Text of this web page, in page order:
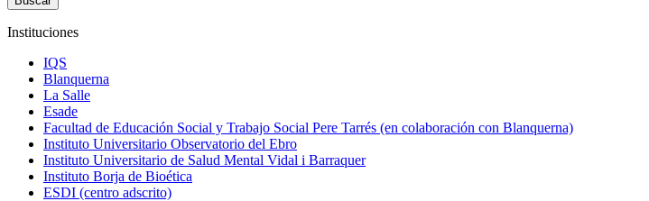
Instituciones
IQS
Blanquerna
La Salle
Esade
Facultad de Educación Social y Trabajo Social Pere Tarrés (en colaboración con Blanquerna)
Instituto Universitario Observatorio del Ebro
Instituto Universitario de Salud Mental Vidal i Barraquer
Instituto Borja de Bioética
ESDI (centro adscrito)